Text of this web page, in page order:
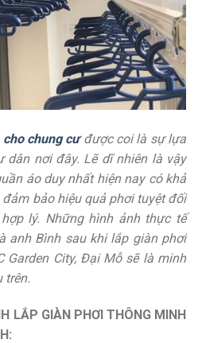
chung cư được coi là sự lựa
dân nơi đây. Lẽ dĩ nhiên là vậy
áo duy nhất hiện nay có khả
bảo hiệu quả phơi tuyệt đối
lý. Những hình ảnh thực tế
anh Bình sau khi lắp giàn phơi
Garden City, Đại Mỗ sẽ là minh
trên.
LẮP GIÀN PHƠI THÔNG MINH